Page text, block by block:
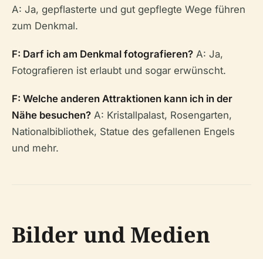
A: Ja, gepflasterte und gut gepflegte Wege führen
zum Denkmal.
F: Darf ich am Denkmal fotografieren? A: Ja,
Fotografieren ist erlaubt und sogar erwünscht.
F: Welche anderen Attraktionen kann ich in der
Nähe besuchen? A: Kristallpalast, Rosengarten,
Nationalbibliothek, Statue des gefallenen Engels
und mehr.
Bilder und Medien